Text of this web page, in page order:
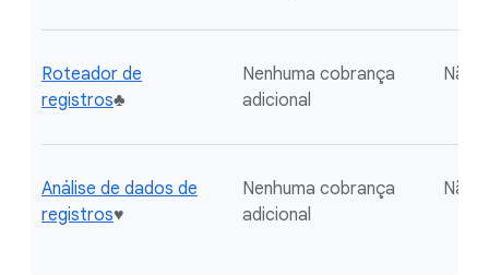
Roteador de
registros♣
Nenhuma cobrança
adicional
Não
Análise de dados de
registros♥
Nenhuma cobrança
adicional
Não